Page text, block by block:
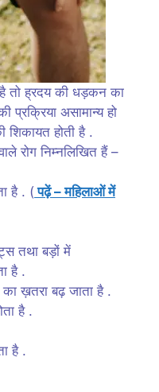
है तो ह्रदय की धड़कन का
असामान्य हो
शिकायत होती है .
रोग निम्नलिखित हैं –
है . ( पढ़ें – महिलाओं में
तथा बड़ों में
है .
ख़तरा बढ़ जाता है .
है .
है .